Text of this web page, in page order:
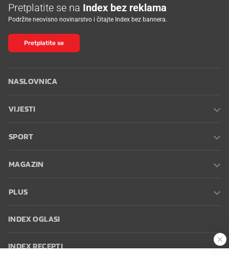
Pretplatite se na Index bez reklama
Podržite neovisno novinarstvo i čitajte Index bez bannera.
Pretplatite se
NASLOVNICA
VIJESTI
SPORT
MAGAZIN
PLUS
INDEX OGLASI
INDEX RECEPTI